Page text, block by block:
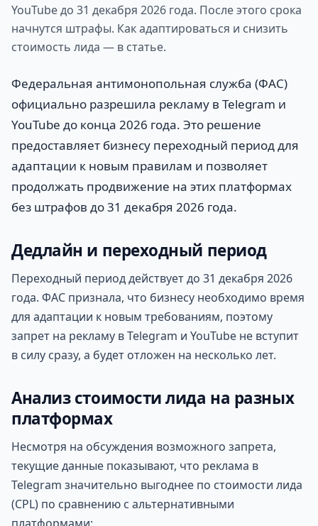
YouTube до 31 декабря 2026 года. После этого срока
начнутся штрафы. Как адаптироваться и снизить
стоимость лида — в статье.
Федеральная антимонопольная служба (ФАС)
официально разрешила рекламу в Telegram и
YouTube до конца 2026 года. Это решение
предоставляет бизнесу переходный период для
адаптации к новым правилам и позволяет
продолжать продвижение на этих платформах
без штрафов до 31 декабря 2026 года.
Дедлайн и переходный период
Переходный период действует до 31 декабря 2026
года. ФАС признала, что бизнесу необходимо время
для адаптации к новым требованиям, поэтому
запрет на рекламу в Telegram и YouTube не вступит
в силу сразу, а будет отложен на несколько лет.
Анализ стоимости лида на разных
платформах
Несмотря на обсуждения возможного запрета,
текущие данные показывают, что реклама в
Telegram значительно выгоднее по стоимости лида
(CPL) по сравнению с альтернативными